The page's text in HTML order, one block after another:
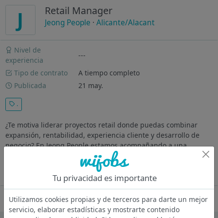
J Retail Manager
Jeong People ·Alicante/Alacant
Nivel de
experiencia
---
Tipo de contrato
A tiempo completo
Publicada
21 may.
.
¿Te motiva liderar proyectos retail donde puedas combinar
expansión, rentabilidad, experiencia cliente y desarrollo de
negocio? En Jeong People estamos acompañando a una
compañía en pleno crecimiento en la búsqueda de un/a Retail
Manager , una figura...
Oferta desactivada
Tu privacidad es importante
Utilizamos cookies propias y de terceros para darte un mejor
servicio, elaborar estadísticas y mostrarte contenido